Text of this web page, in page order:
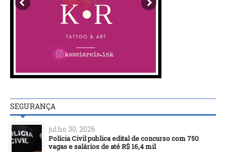
SEGURANÇA
julho 30, 2026
Polícia Civil publica edital de concurso com 750
vagas e salários de até R$ 16,4 mil